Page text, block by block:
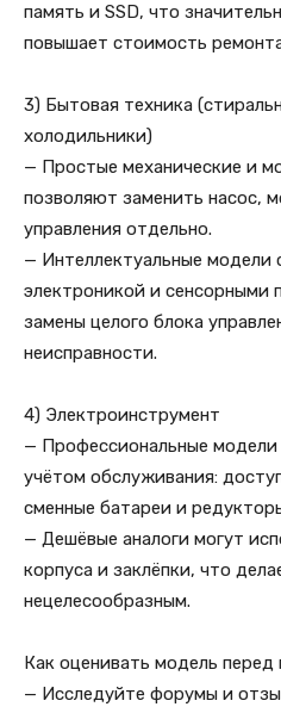
память и SSD, что
повышает стоимость
3) Бытовая техника
холодильники)
— Простые механические и
позволяют заменить насос,
управления отдельно.
— Интеллектуальные модели
электроникой и сенсорными
замены целого блока
неисправности.
4) Электроинструмент
— Профессиональные
учётом обслуживания:
сменные батареи и
— Дешёвые аналоги могут
корпуса и заклёпки, что
нецелесообразным.
Как оценивать модель перед
— Исследуйте форумы и